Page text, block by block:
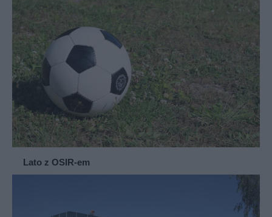
Lato z OSIR-em